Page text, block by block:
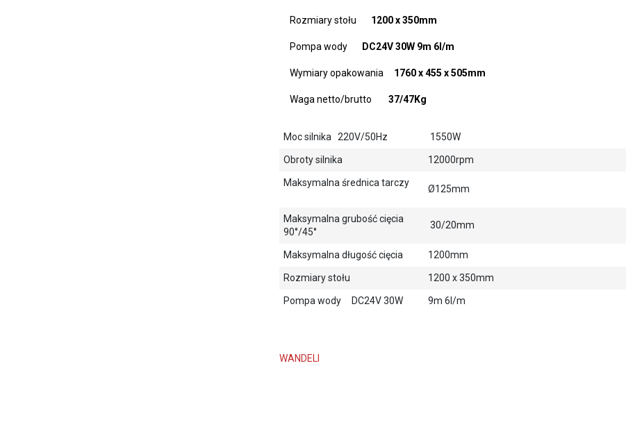
Rozmiary stołu 1200 x 350mm
Pompa wody DC24V 30W 9m 6l/m
Wymiary opakowania 1760 x 455 x 505mm
Waga netto/brutto 37/47Kg
Moc silnika 220V/50Hz 1550W
Obroty silnika 12000rpm
Maksymalna średnica tarczy
Ø125mm
Maksymalna grubość cięcia
90°/45°
30/20mm
Maksymalna długość cięcia 1200mm
Rozmiary stołu 1200 x 350mm
Pompa wody DC24V 30W 9m 6l/m
WANDELI